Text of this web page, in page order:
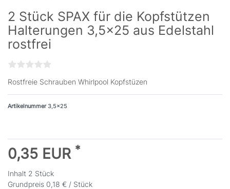
2 Stück SPAX für die Kopfstützen
Halterungen 3,5x25 aus Edelstahl
rostfrei
Rostfreie Schrauben Whirlpool Kopfstüzen
Artikelnummer 3,5x25
0,35 EUR *
Inhalt 2 Stück
Grundpreis 0,18 € / Stück